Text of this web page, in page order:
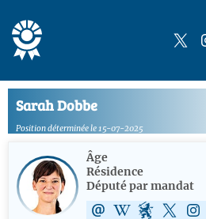
Sarah Dobbe
Position déterminée le 15-07-2025
Âge
Résidence
Député par mandat